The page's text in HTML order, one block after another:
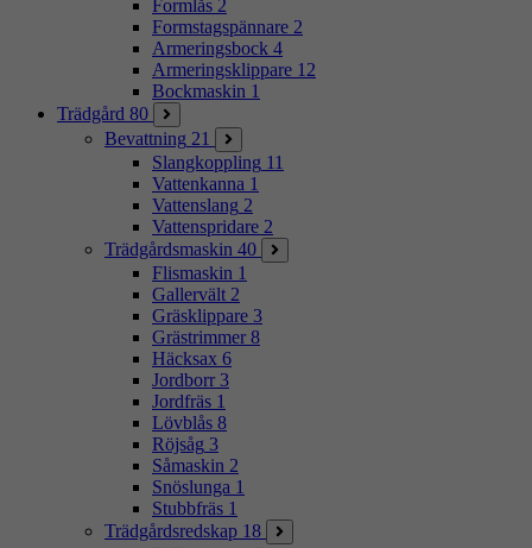
Formlås 2
Formstagspännare 2
Armeringsbock 4
Armeringsklippare 12
Bockmaskin 1
Trädgård 80
Bevattning 21
Slangkoppling 11
Vattenkanna 1
Vattenslang 2
Vattenspridare 2
Trädgårdsmaskin 40
Flismaskin 1
Gallervält 2
Gräsklippare 3
Grästrimmer 8
Häcksax 6
Jordborr 3
Jordfräs 1
Lövblås 8
Röjsåg 3
Såmaskin 2
Snöslunga 1
Stubbfräs 1
Trädgårdsredskap 18